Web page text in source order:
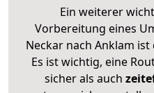
Ein weiterer
Vorbereitung eines
Neckar nach Anklam ist
Es ist wichtig, eine
sicher als auch